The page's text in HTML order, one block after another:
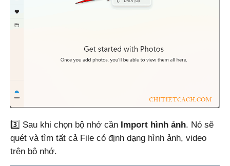
3️⃣ Sau khi chọn bộ nhớ cần Import hình ảnh. Nó sẽ
quét và tìm tất cả File có định dạng hình ảnh, video
trên bộ nhớ.